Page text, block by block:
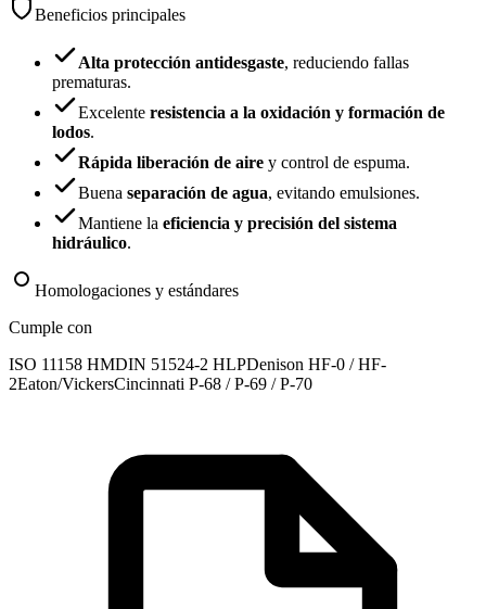
Beneficios principales
Alta protección antidesgaste, reduciendo fallas
prematuras.
Excelente resistencia a la oxidación y formación de
lodos.
Rápida liberación de aire y control de espuma.
Buena separación de agua, evitando emulsiones.
Mantiene la eficiencia y precisión del sistema
hidráulico.
Homologaciones y estándares
Cumple con
ISO 11158 HMDIN 51524-2 HLPDenison HF-0 / HF-
2Eaton/VickersCincinnati P-68 / P-69 / P-70